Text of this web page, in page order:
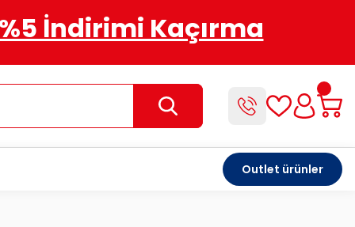
%5 İndirimi Kaçırma
Outlet ürünler